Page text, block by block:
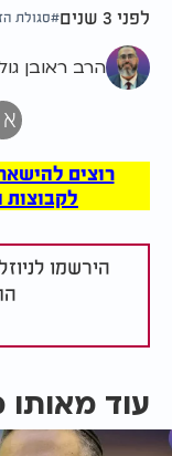
לפני 3 שנים סגולת
הרב ראובן
א
רוצים
לקבוצות
הירשמו
עוד